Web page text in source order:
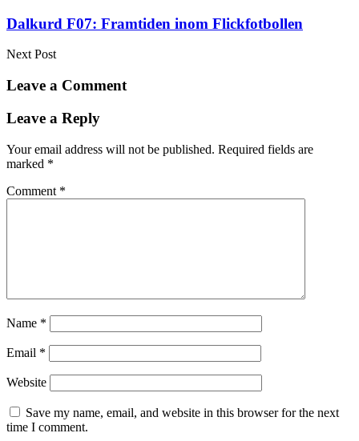
Dalkurd F07: Framtiden inom Flickfotbollen
Next Post
Leave a Comment
Leave a Reply
Your email address will not be published. Required fields are
marked *
Comment *
Name *
Email *
Website
Save my name, email, and website in this browser for the next
time I comment.